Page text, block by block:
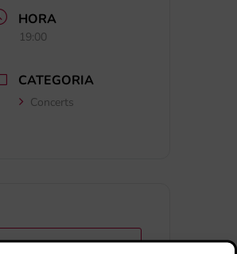
HORA
19:00
CATEGORIA
Concerts
+ Afegir a Google Calendar